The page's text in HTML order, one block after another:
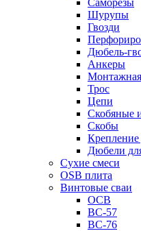
Саморезы
Шурупы
Гвозди
Дюбель-
Анкеры
Трос
Цепи
Скобяные
Скобы
Крепление
Дюбели
Сухие смеси
OSB плита
Винтовые сваи
ОСВ
ВС-57
ВС-76